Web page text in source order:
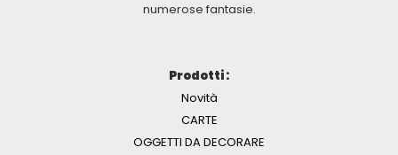
numerose fantasie.
Prodotti :
Novità
CARTE
OGGETTI DA DECORARE